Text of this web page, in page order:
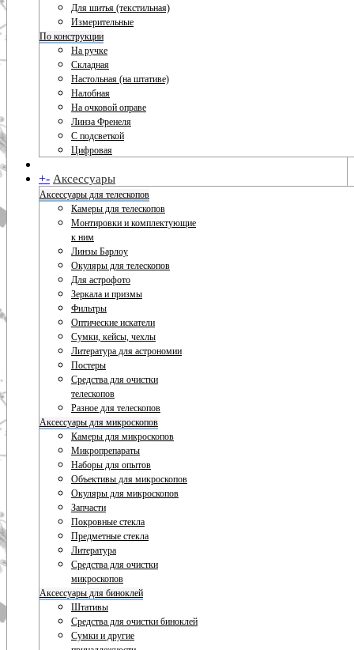
Для шитья (текстильная)
Измерительные
По конструкции
На ручке
Складная
Настольная (на штативе)
Налобная
На очковой оправе
Линза Френеля
С подсветкой
Цифровая
+- Аксессуары
Аксессуары для телескопов
Камеры для телескопов
Монтировки и комплектующие
к ним
Линзы Барлоу
Окуляры для телескопов
Для астрофото
Зеркала и призмы
Фильтры
Оптические искатели
Сумки, кейсы, чехлы
Литература для астрономии
Постеры
Средства для очистки
телескопов
Разное для телескопов
Аксессуары для микроскопов
Камеры для микроскопов
Микропрепараты
Наборы для опытов
Объективы для микроскопов
Окуляры для микроскопов
Запчасти
Покровные стекла
Предметные стекла
Литература
Средства для очистки
микроскопов
Аксессуары для биноклей
Штативы
Средства для очистки биноклей
Сумки и другие